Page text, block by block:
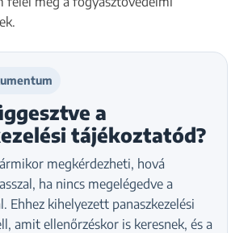
a
tájékoztatód?
megkérdezheti, hová
ha nincs megelégedve a
Ehhez kihelyezett panaszkezelési
amit ellenőrzéskor is keresnek, és a